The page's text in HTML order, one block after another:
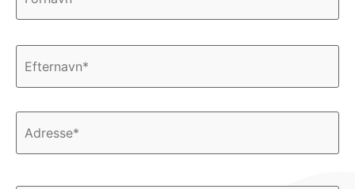
Adresse *